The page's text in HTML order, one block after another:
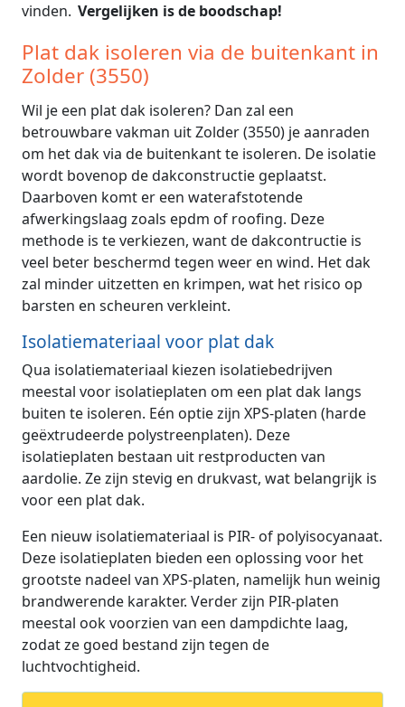
vinden. Vergelijken is de boodschap!
Plat dak isoleren via de buitenkant in
Zolder (3550)
Wil je een plat dak isoleren? Dan zal een
betrouwbare vakman uit Zolder (3550) je aanraden
om het dak via de buitenkant te isoleren. De isolatie
wordt bovenop de dakconstructie geplaatst.
Daarboven komt er een waterafstotende
afwerkingslaag zoals epdm of roofing. Deze
methode is te verkiezen, want de dakcontructie is
veel beter beschermd tegen weer en wind. Het dak
zal minder uitzetten en krimpen, wat het risico op
barsten en scheuren verkleint.
Isolatiemateriaal voor plat dak
Qua isolatiemateriaal kiezen isolatiebedrijven
meestal voor isolatieplaten om een plat dak langs
buiten te isoleren. Eén optie zijn XPS-platen (harde
geëxtrudeerde polystreenplaten). Deze
isolatieplaten bestaan uit restproducten van
aardolie. Ze zijn stevig en drukvast, wat belangrijk is
voor een plat dak.
Een nieuw isolatiemateriaal is PIR- of polyisocyanaat.
Deze isolatieplaten bieden een oplossing voor het
grootste nadeel van XPS-platen, namelijk hun weinig
brandwerende karakter. Verder zijn PIR-platen
meestal ook voorzien van een dampdichte laag,
zodat ze goed bestand zijn tegen de
luchtvochtigheid.